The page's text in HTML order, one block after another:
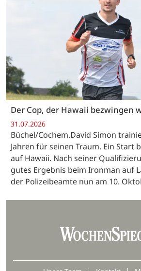
Der Cop, der Hawaii bezwingen
31.07.2026
Büchel/Cochem.David Simon
Jahren für seinen Traum. Ein Start
auf Hawaii. Nach seiner
gutes Ergebnis beim Ironman auf
der Polizeibeamte nun am 10.